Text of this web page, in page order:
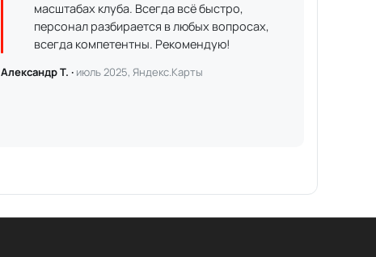
масштабах клуба. Всегда всё быстро,
персонал разбирается в любых вопросах,
всегда компетентны. Рекомендую!
Александр Т. · июль 2025, Яндекс.Карты